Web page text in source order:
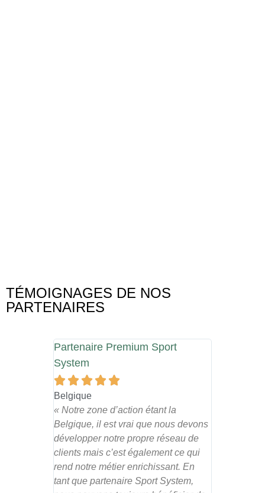
TÉMOIGNAGES DE NOS
PARTENAIRES
Partenaire Premium Sport
System
    
Belgique
« Notre zone d’action étant la
Belgique, il est vrai que nous devons
développer notre propre réseau de
clients mais c’est également ce qui
rend notre métier enrichissant. En
tant que partenaire Sport System,